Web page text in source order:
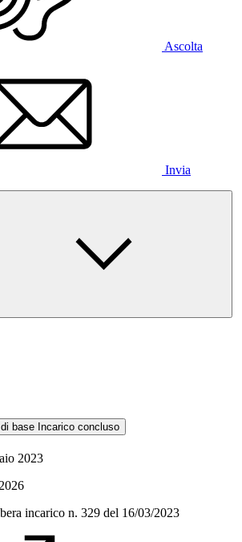
Ascolta
Invia
base Incarico concluso
2023
incarico n. 329 del 16/03/2023